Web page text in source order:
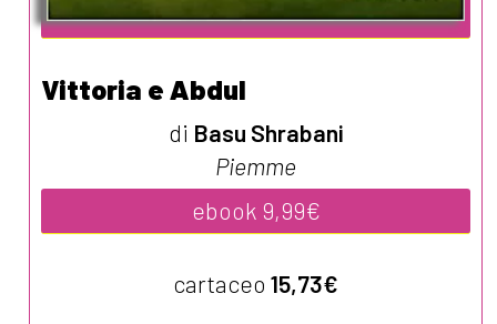
Vittoria e Abdul
di Basu Shrabani
Piemme
ebook 9,99€
cartaceo15,73€